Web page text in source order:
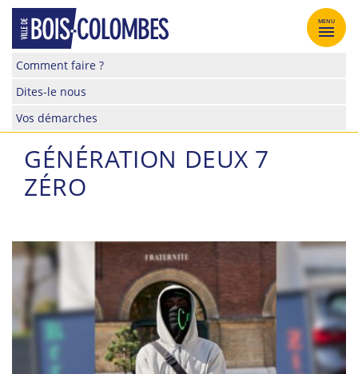
Skip
content
Site
de
la
Bois-
Colombes
Comment faire ?
Dites-le nous
Vos démarches
MENU
GÉNÉRATION DEUX 7
ZÉRO